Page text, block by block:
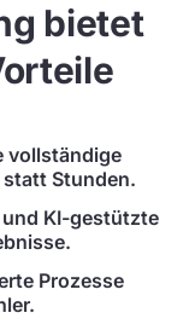
bietet
vollständige
Stunden.
und KI-gestützte
Prozesse